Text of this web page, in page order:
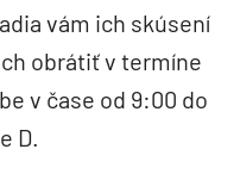
vám ich skúsení
obrátiť v termíne
v čase od 9:00 do
D.